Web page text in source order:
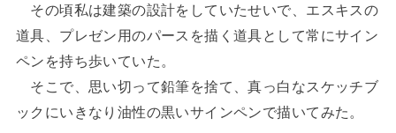
その頃私は建築の設計をしていたせいで、エスキスの
道具、プレゼン用のパースを描く道具として常にサイン
ペンを持ち歩いていた。
そこで、思い切って鉛筆を捨て、真っ白なスケッチブ
ックにいきなり油性の黒いサインペンで描いてみた。